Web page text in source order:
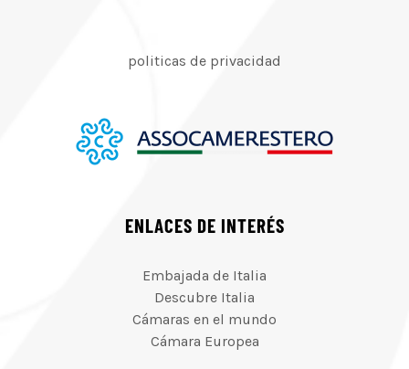
politicas de privacidad
ENLACES DE INTERÉS
Embajada de Italia
Descubre Italia
Cámaras en el mundo
Cámara Europea